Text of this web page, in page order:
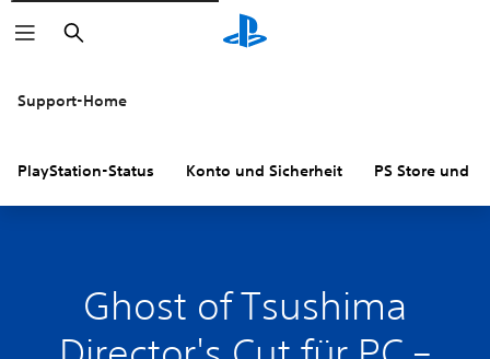
Suchen
Support-Home
PlayStation-Status Konto und Sicherheit PS Store und
Ghost of Tsushima